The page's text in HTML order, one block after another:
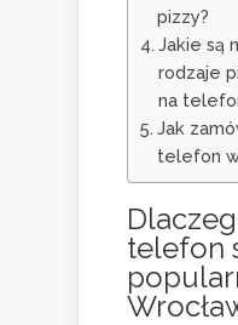
pizzy?
Jakie są
rodzaje
na
Jak
telefon w
telefon